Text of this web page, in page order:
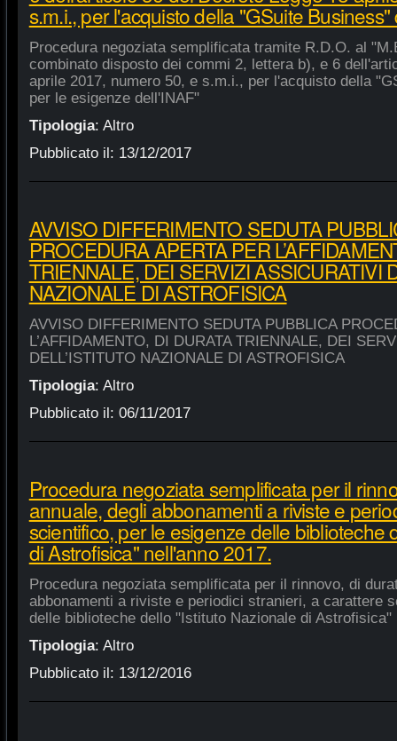
s.m.i., per l'acquisto della "GSuite
Procedura negoziata semplificata tramite R.D.O. al
combinato disposto dei commi 2, lettera b), e 6
aprile 2017, numero 50, e s.m.i., per l'acquisto della
per le esigenze dell'INAF"
Tipologia: Altro
Pubblicato il: 13/12/2017
AVVISO DIFFERIMENTO SEDUTA
PROCEDURA APERTA PER
TRIENNALE, DEI SERVIZI ASSICURATIVI
NAZIONALE DI ASTROFISICA
AVVISO DIFFERIMENTO SEDUTA PUBBLICA
L’AFFIDAMENTO, DI DURATA TRIENNALE, DEI
DELL’ISTITUTO NAZIONALE DI ASTROFISICA
Tipologia: Altro
Pubblicato il: 06/11/2017
Procedura negoziata semplificata per il
annuale, degli abbonamenti a riviste e
scientifico, per le esigenze delle biblioteche
di Astrofisica" nell'anno 2017.
Procedura negoziata semplificata per il rinnovo, di
abbonamenti a riviste e periodici stranieri, a carattere
delle biblioteche dello "Istituto Nazionale di Astrofisica"
Tipologia: Altro
Pubblicato il: 13/12/2016